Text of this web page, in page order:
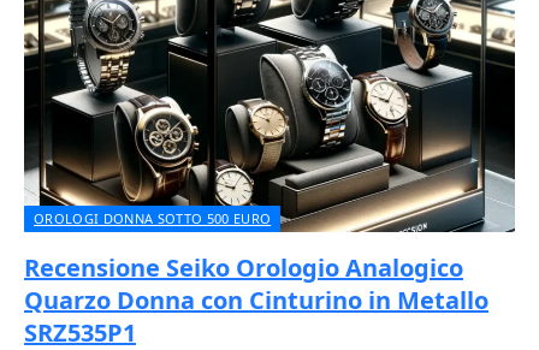
OROLOGI DONNA SOTTO 500 EURO
Recensione Seiko Orologio Analogico
Quarzo Donna con Cinturino in Metallo
SRZ535P1